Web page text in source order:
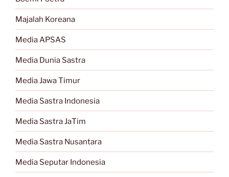
Majalah Koreana
Media APSAS
Media Dunia Sastra
Media Jawa Timur
Media Sastra Indonesia
Media Sastra JaTim
Media Sastra Nusantara
Media Seputar Indonesia